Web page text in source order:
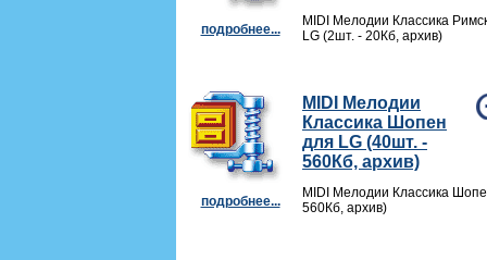
подробнее...
MIDI Мелодии Классика
LG (2шт. - 20Кб, архив)
подробнее...
MIDI Мелодии
Классика Шопен
для LG (40шт. -
560Кб, архив)
MIDI Мелодии Классика
560Кб, архив)